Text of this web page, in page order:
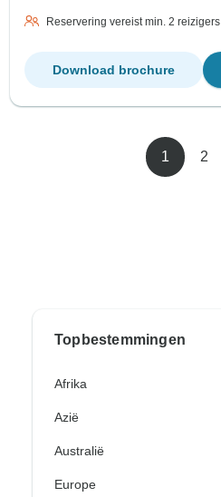
Reservering vereist min. 2 reizigers
Download brochure
1 2
Topbestemmingen
Afrika
Azië
Australië
Europe